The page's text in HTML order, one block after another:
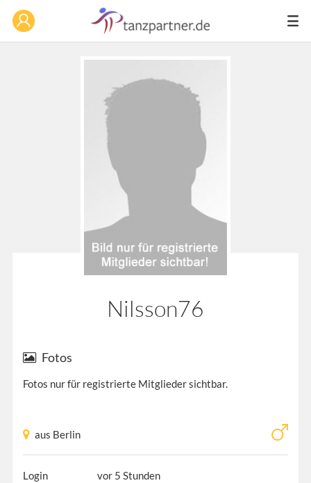
Nilsson76
Fotos
Fotos nur für registrierte Mitglieder sichtbar.
aus Berlin
Login
vor 5 Stunden